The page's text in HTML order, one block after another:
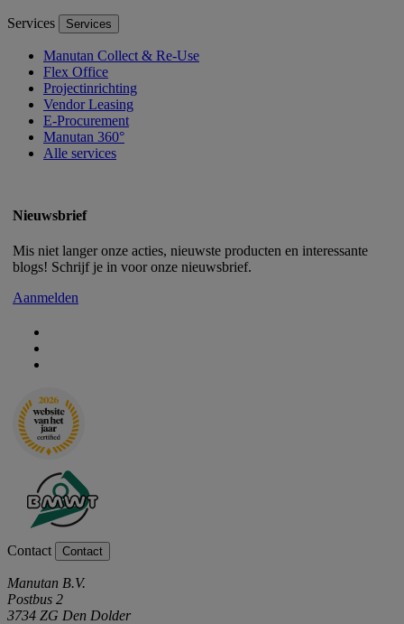
Services Services
Manutan Collect & Re-Use
Flex Office
Projectinrichting
Vendor Leasing
E-Procurement
Manutan 360°
Alle services
Nieuwsbrief
Mis niet langer onze acties, nieuwste producten en interessante
blogs! Schrijf je in voor onze nieuwsbrief.
Aanmelden
Contact Contact
Manutan B.V.
Postbus 2
3734 ZG Den Dolder